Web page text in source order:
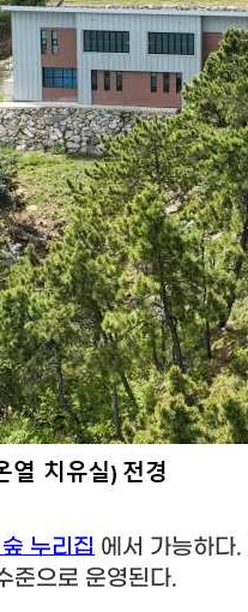
누리집 에서 가능하다.
준으로 운영된다.